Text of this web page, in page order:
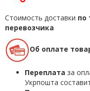
Стоимость доставки по
перевозчика
Об оплате
Переплата за
Укрпошта